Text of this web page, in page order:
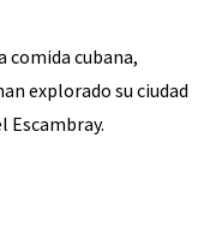
comida cubana,
explorado su ciudad
Escambray.